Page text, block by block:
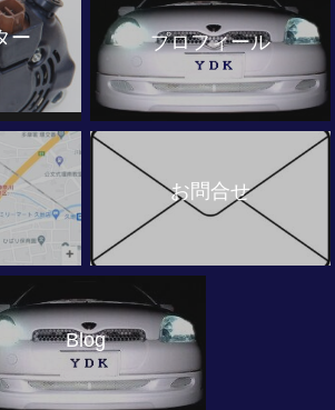
ー プロフィール
お問合せ
Blog